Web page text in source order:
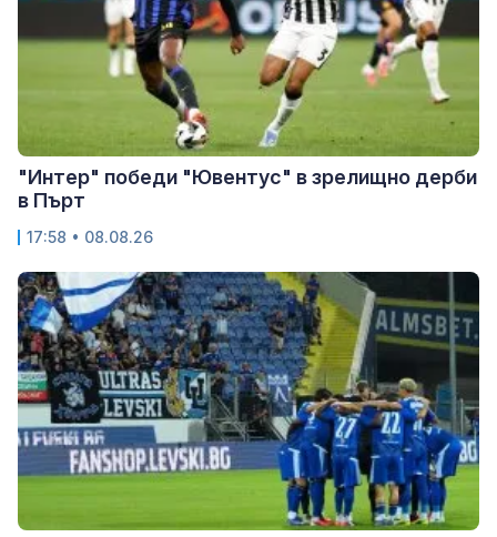
"Интер" победи "Ювентус" в зрелищно дерби
в Пърт
17:58 • 08.08.26